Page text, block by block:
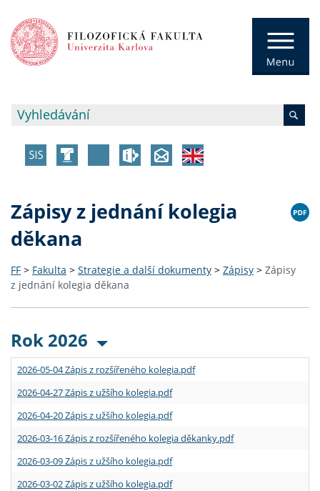
Zápisy z jednání kolegia
děkana
FF > Fakulta > Strategie a další dokumenty > Zápisy > Zápisy
z jednání kolegia děkana
Rok 2026
2026-05-04 Zápis z rozšířeného kolegia.pdf
2026-04-27 Zápis z užšího kolegia.pdf
2026-04-20 Zápis z užšího kolegia.pdf
2026-03-16 Zápis z rozšířeného kolegia děkanky.pdf
2026-03-09 Zápis z užšího kolegia.pdf
2026-03-02 Zápis z užšího kolegia.pdf